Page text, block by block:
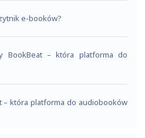
e-booków?
BookBeat – która platforma do
– która platforma do audiobooków